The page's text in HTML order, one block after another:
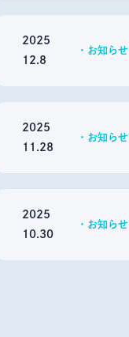
2025
12.8
お知らせ
2025
11.28
お知らせ
2025
10.30
お知らせ